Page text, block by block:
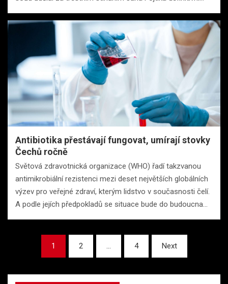
Antibiotika přestávají fungovat, umírají stovky
Čechů ročně
Světová zdravotnická organizace (WHO) řadí takzvanou
antimikrobiální rezistenci mezi deset největších globálních
výzev pro veřejné zdraví, kterým lidstvo v současnosti čelí.
A podle jejích předpokladů se situace bude do budoucna…
Stránkování
příspěvků
1 2 … 4 Next